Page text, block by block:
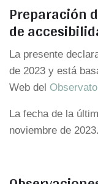
Preparación
de
La presente
de 2023 y está
Web del
La fecha de la
noviembre de 2023.